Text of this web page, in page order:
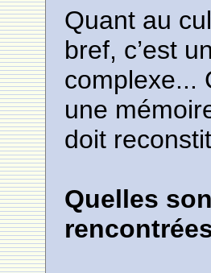
Quant au
bref, c’est
complexe...
une
doit
Quelles